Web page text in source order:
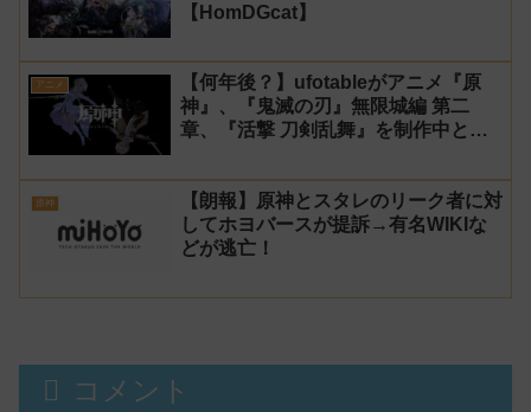
【HomDGcat】
アニメ
【何年後？】ufotableがアニメ『原
神』、『鬼滅の刃』無限城編 第二
章、『活撃 刀剣乱舞』を制作中と発
原神
【朗報】原神とスタレのリーク者に対
してホヨバースが提訴→有名WIKIな
どが逃亡！
コメント